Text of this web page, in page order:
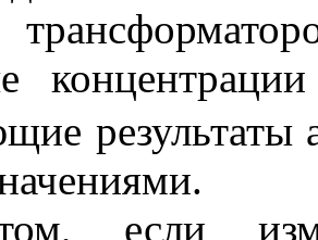
результаты
если